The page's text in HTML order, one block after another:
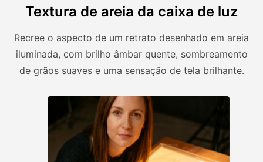
Textura de areia da caixa de luz
Recree o aspecto de um retrato desenhado em areia
iluminada, com brilho âmbar quente, sombreamento
de grãos suaves e uma sensação de tela brilhante.